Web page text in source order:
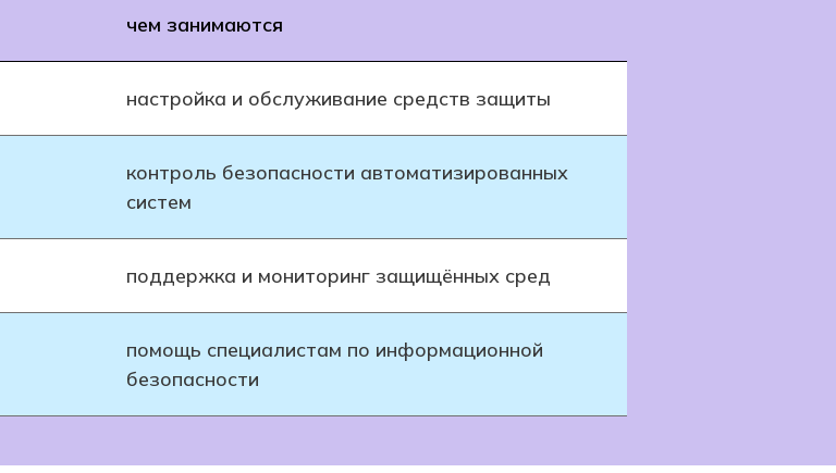
чем занимаются
настройка и обслуживание средств защиты
контроль безопасности автоматизированных
систем
поддержка и мониторинг защищённых сред
помощь специалистам по информационной
безопасности